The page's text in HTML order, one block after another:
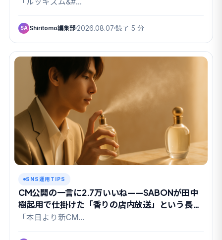
SA Shiritomo編集部 2026.08.07 読了 5 分
SNS運用TIPS
CM公開の一言に2.7万いいね——SABONが田中
樹起用で仕掛けた「香りの店内放送」という長期
戦
「本日より新CM…